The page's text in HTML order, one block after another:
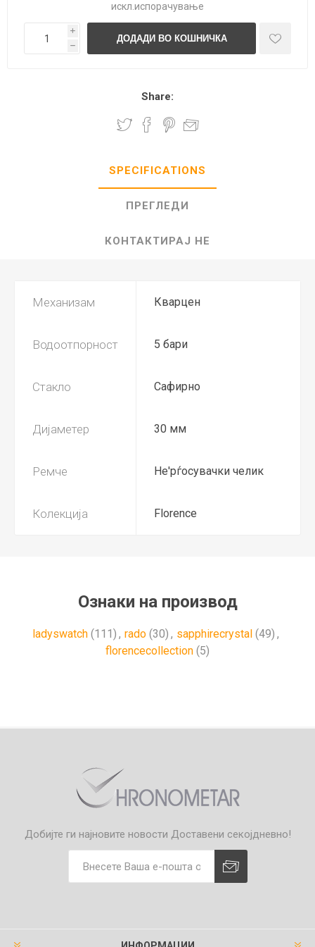
искл. испорачување
i
h
Share:
SPECIFICATIONS
ПРЕГЛЕДИ
КОНТАКТИРАЈ НЕ
Механизам Кварцен
Водоотпорност 5 бари
Стакло Сафирно
Дијаметер 30 мм
Ремче Не'рѓосувачки челик
Колекција Florence
Ознаки на производ
ladyswatch (111) , rado (30) , sapphirecrystal (49) ,
florencecollection (5)
Добијте ги најновите новости Доставени секојдневно!